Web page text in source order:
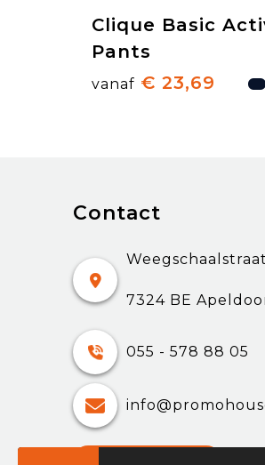
Clique Basic
Pants
vanaf € 23,69
Contact
7324 BE
055 - 578 88 05